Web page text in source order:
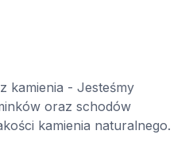
kamienia - Jesteśmy
oraz schodów
kamienia naturalnego.